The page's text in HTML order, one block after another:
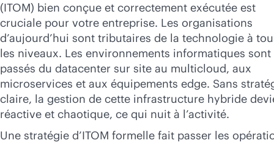
(ITOM) bien conçue et correctement exécutée est
cruciale pour votre entreprise. Les organisations
d’aujourd’hui sont tributaires de la technologie à
les niveaux. Les environnements informatiques sont
passés du datacenter sur site au multicloud, aux
microservices et aux équipements edge. Sans
claire, la gestion de cette infrastructure hybride
réactive et chaotique, ce qui nuit à l’activité.
Une stratégie d’ITOM formelle fait passer les